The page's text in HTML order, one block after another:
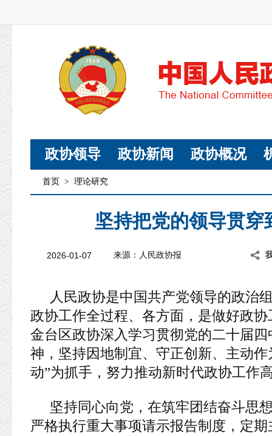
政协领导 政协新闻 政协概况
首页 > 理论研究
坚持把党的领导贯
2026-01-07 来源：人民政协报
人民政协是中国共产党领导的政治
政协工作全过程、各方面，是做好政
金台区政协深入学习贯彻党的二十届
神，坚持因地制宜、守正创新、主动
动”为抓手，努力推动新时代政协工作
坚持同心向党，在筑牢团结奋斗思
严格执行重大事项请示报告制度，定